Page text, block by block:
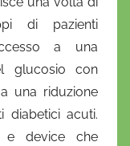
di pazienti
a una
glucosio con
una riduzione
diabetici acuti.
e device che